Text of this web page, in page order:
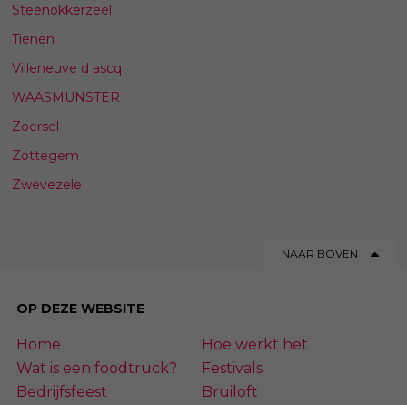
Steenokkerzeel
Tienen
Villeneuve d ascq
WAASMUNSTER
Zoersel
Zottegem
Zwevezele
NAAR BOVEN
OP DEZE WEBSITE
Home
Hoe werkt het
Wat is een foodtruck?
Festivals
Bedrijfsfeest
Bruiloft